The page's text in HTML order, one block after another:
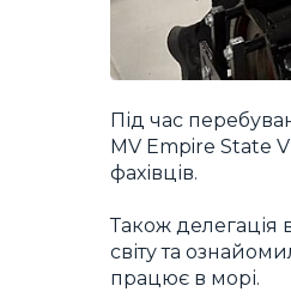
Під час
MV Empire State
фахівців.
Також делегація
світу та
працює в морі.